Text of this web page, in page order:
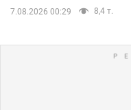
7.08.2026 00:29 8,4 т.